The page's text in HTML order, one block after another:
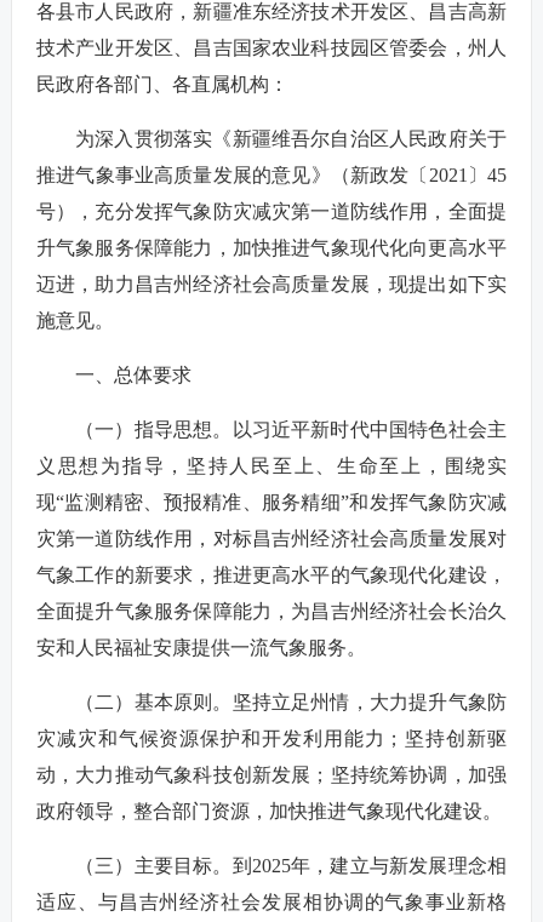
各县市人民政府，新疆准东经济技术开发区、昌吉高新
技术产业开发区、昌吉国家农业科技园区管委会，州人
民政府各部门、各直属机构：
为深入贯彻落实《新疆维吾尔自治区人民政府关于
推进气象事业高质量发展的意见》（新政发〔2021〕45
号），充分发挥气象防灾减灾第一道防线作用，全面提
升气象服务保障能力，加快推进气象现代化向更高水平
迈进，助力昌吉州经济社会高质量发展，现提出如下实
施意见。
一、总体要求
（一）指导思想。以习近平新时代中国特色社会主
义思想为指导，坚持人民至上、生命至上，围绕实
现“监测精密、预报精准、服务精细”和发挥气象防灾减
灾第一道防线作用，对标昌吉州经济社会高质量发展对
气象工作的新要求，推进更高水平的气象现代化建设，
全面提升气象服务保障能力，为昌吉州经济社会长治久
安和人民福祉安康提供一流气象服务。
（二）基本原则。坚持立足州情，大力提升气象防
灾减灾和气候资源保护和开发利用能力；坚持创新驱
动，大力推动气象科技创新发展；坚持统筹协调，加强
政府领导，整合部门资源，加快推进气象现代化建设。
（三）主要目标。到2025年，建立与新发展理念相
适应、与昌吉州经济社会发展相协调的气象事业新格